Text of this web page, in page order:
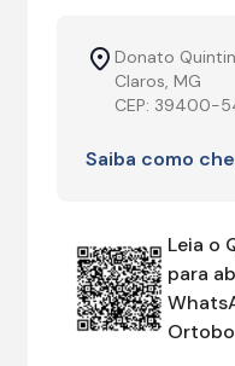
Donato
Claros, MG
CEP: 39400-
Saiba como
Leia o
para